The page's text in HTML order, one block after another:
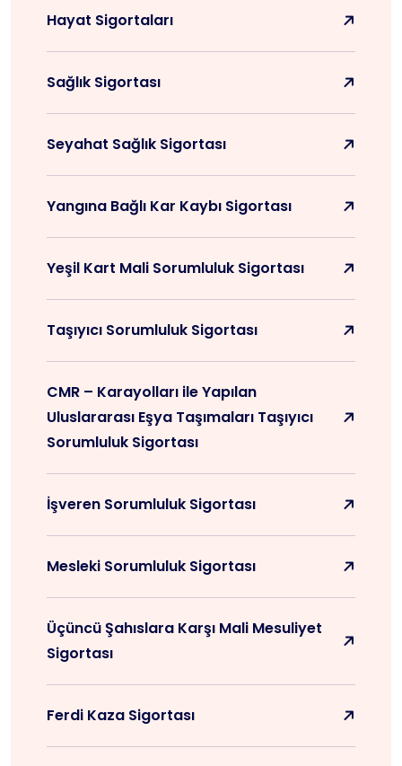
Hayat Sigortaları
Sağlık Sigortası
Seyahat Sağlık Sigortası
Yangına Bağlı Kar Kaybı Sigortası
Yeşil Kart Mali Sorumluluk Sigortası
Taşıyıcı Sorumluluk Sigortası
CMR – Karayolları ile Yapılan
Uluslararası Eşya Taşımaları Taşıyıcı
Sorumluluk Sigortası
İşveren Sorumluluk Sigortası
Mesleki Sorumluluk Sigortası
Üçüncü Şahıslara Karşı Mali Mesuliyet
Sigortası
Ferdi Kaza Sigortası